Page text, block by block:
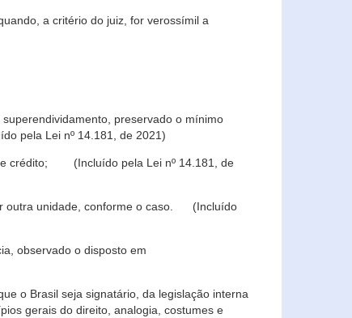
a critério do juiz, for verossímil a
preservado o mínimo
pela Lei nº 14.181, de 2021)
de crédito; (Incluído pela Lei nº 14.181, de
outra unidade, conforme o caso. (Incluído
observado o disposto em
o Brasil seja signatário, da legislação interna
gerais do direito, analogia, costumes e